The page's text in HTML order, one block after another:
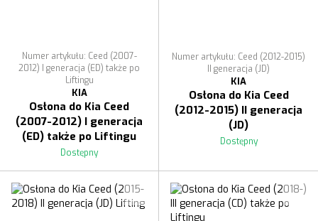
Numer artykułu: Ceed (2007-
2012) I generacja (ED) także po
Liftingu
KIA
Osłona do Kia Ceed
(2007-2012) I generacja
(ED) także po Liftingu
Dostępny
Numer artykułu: Ceed (2012-2015)
II generacja (JD)
KIA
Osłona do Kia Ceed
(2012-2015) II generacja
(JD)
Dostępny